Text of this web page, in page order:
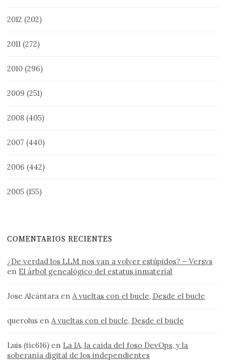
2012 (202)
2011 (272)
2010 (296)
2009 (251)
2008 (405)
2007 (440)
2006 (442)
2005 (155)
COMENTARIOS RECIENTES
¿De verdad los LLM nos van a volver estúpidos? – Versvs
en El árbol genealógico del estatus inmaterial
Jose Alcántara enA vueltas con el bucle, Desde el bucle
querolus enA vueltas con el bucle, Desde el bucle
Luis (tic616) en La IA, la caída del foso DevOps, y la
soberanía digital de los independientes